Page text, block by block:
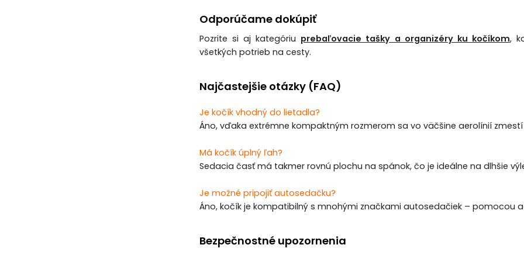
Odporúčame dokúpiť
Pozrite si aj kategóriu prebaľovacie tašky a organizéry ku kočíkom,
všetkých potrieb na cesty.
Najčastejšie otázky (FAQ)
Je kočík vhodný do lietadla?
Áno, vďaka extrémne kompaktným rozmerom sa vo väčšine aerolínií
Má kočík úplný ľah?
Sedacia časť má takmer rovnú plochu na spánok, čo je ideálne na dlhšie
Je možné pripojiť autosedačku?
Áno, kočík je kompatibilný s mnohými značkami autosedačiek – pomocou
Bezpečnostné upozornenia